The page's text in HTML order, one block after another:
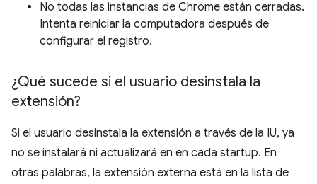
No todas las instancias de Chrome están cerradas.
Intenta reiniciar la computadora después de
configurar el registro.
¿Qué sucede si el usuario desinstala la
extensión?
Si el usuario desinstala la extensión a través de la IU, ya
no se instalará ni actualizará en en cada startup. En
otras palabras, la extensión externa está en la lista de